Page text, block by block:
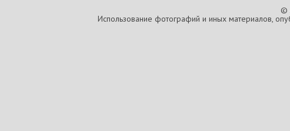
©
Использование фотографий и иных материалов,